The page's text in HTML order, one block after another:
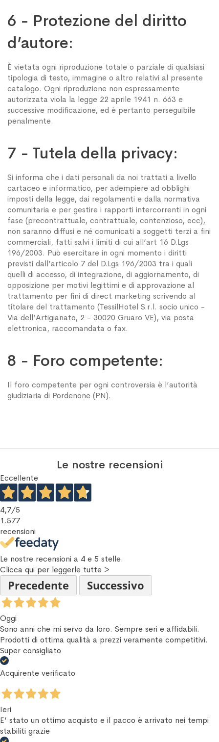
6 - Protezione del diritto
d’autore:
È vietata ogni riproduzione totale o parziale di qualsiasi
tipologia di testo, immagine o altro relativi al presente
catalogo. Ogni riproduzione non espressamente
autorizzata viola la legge 22 aprile 1941 n. 663 e
successive modificazione, ed è pertanto perseguibile
penalmente.
7 - Tutela della privacy:
Si informa che i dati personali da noi trattati a livello
cartaceo e informatico, per adempiere ad obblighi
imposti della legge, dai regolamenti e dalla normativa
comunitaria e per gestire i rapporti intercorrenti in ogni
fase (precontrattuale, contrattuale, contenzioso, ecc),
non saranno diffusi e né comunicati a soggetti terzi a fini
commerciali, fatti salvi i limiti di cui all’art 16 D.Lgs
196/2003. Può esercitare in ogni momento i diritti
previsti dall’articolo 7 del D.Lgs 196/2003 tra i quali
quelli di accesso, di integrazione, di aggiornamento, di
opposizione per motivi legittimi e di approvazione al
trattamento per fini di direct marketing scrivendo al
titolare del trattamento (TessilHotel S.r.l. socio unico -
Via dell’Artigianato, 2 - 30020 Gruaro VE), via posta
elettronica, raccomandata o fax.
8 - Foro competente:
Il foro competente per ogni controversia è l’autorità
giudiziaria di Pordenone (PN).
Le nostre recensioni
Eccellente
4,7/5
1.577
recensioni
Le nostre recensioni a 4 e 5 stelle.
Clicca qui per leggerle tutte >
Precedente Successivo
Oggi
Sono anni che mi servo da loro. Sempre seri e affidabili.
Prodotti di ottima qualità a prezzi veramente competitivi.
Super consigliato
Acquirente verificato
Ieri
E’ stato un ottimo acquisto e il pacco è arrivato nei tempi
stabiliti grazie